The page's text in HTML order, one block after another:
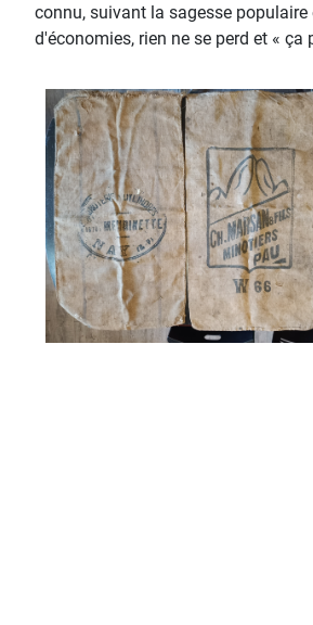
connu, suivant la sagesse populaire
d'économies, rien ne se perd et « ça